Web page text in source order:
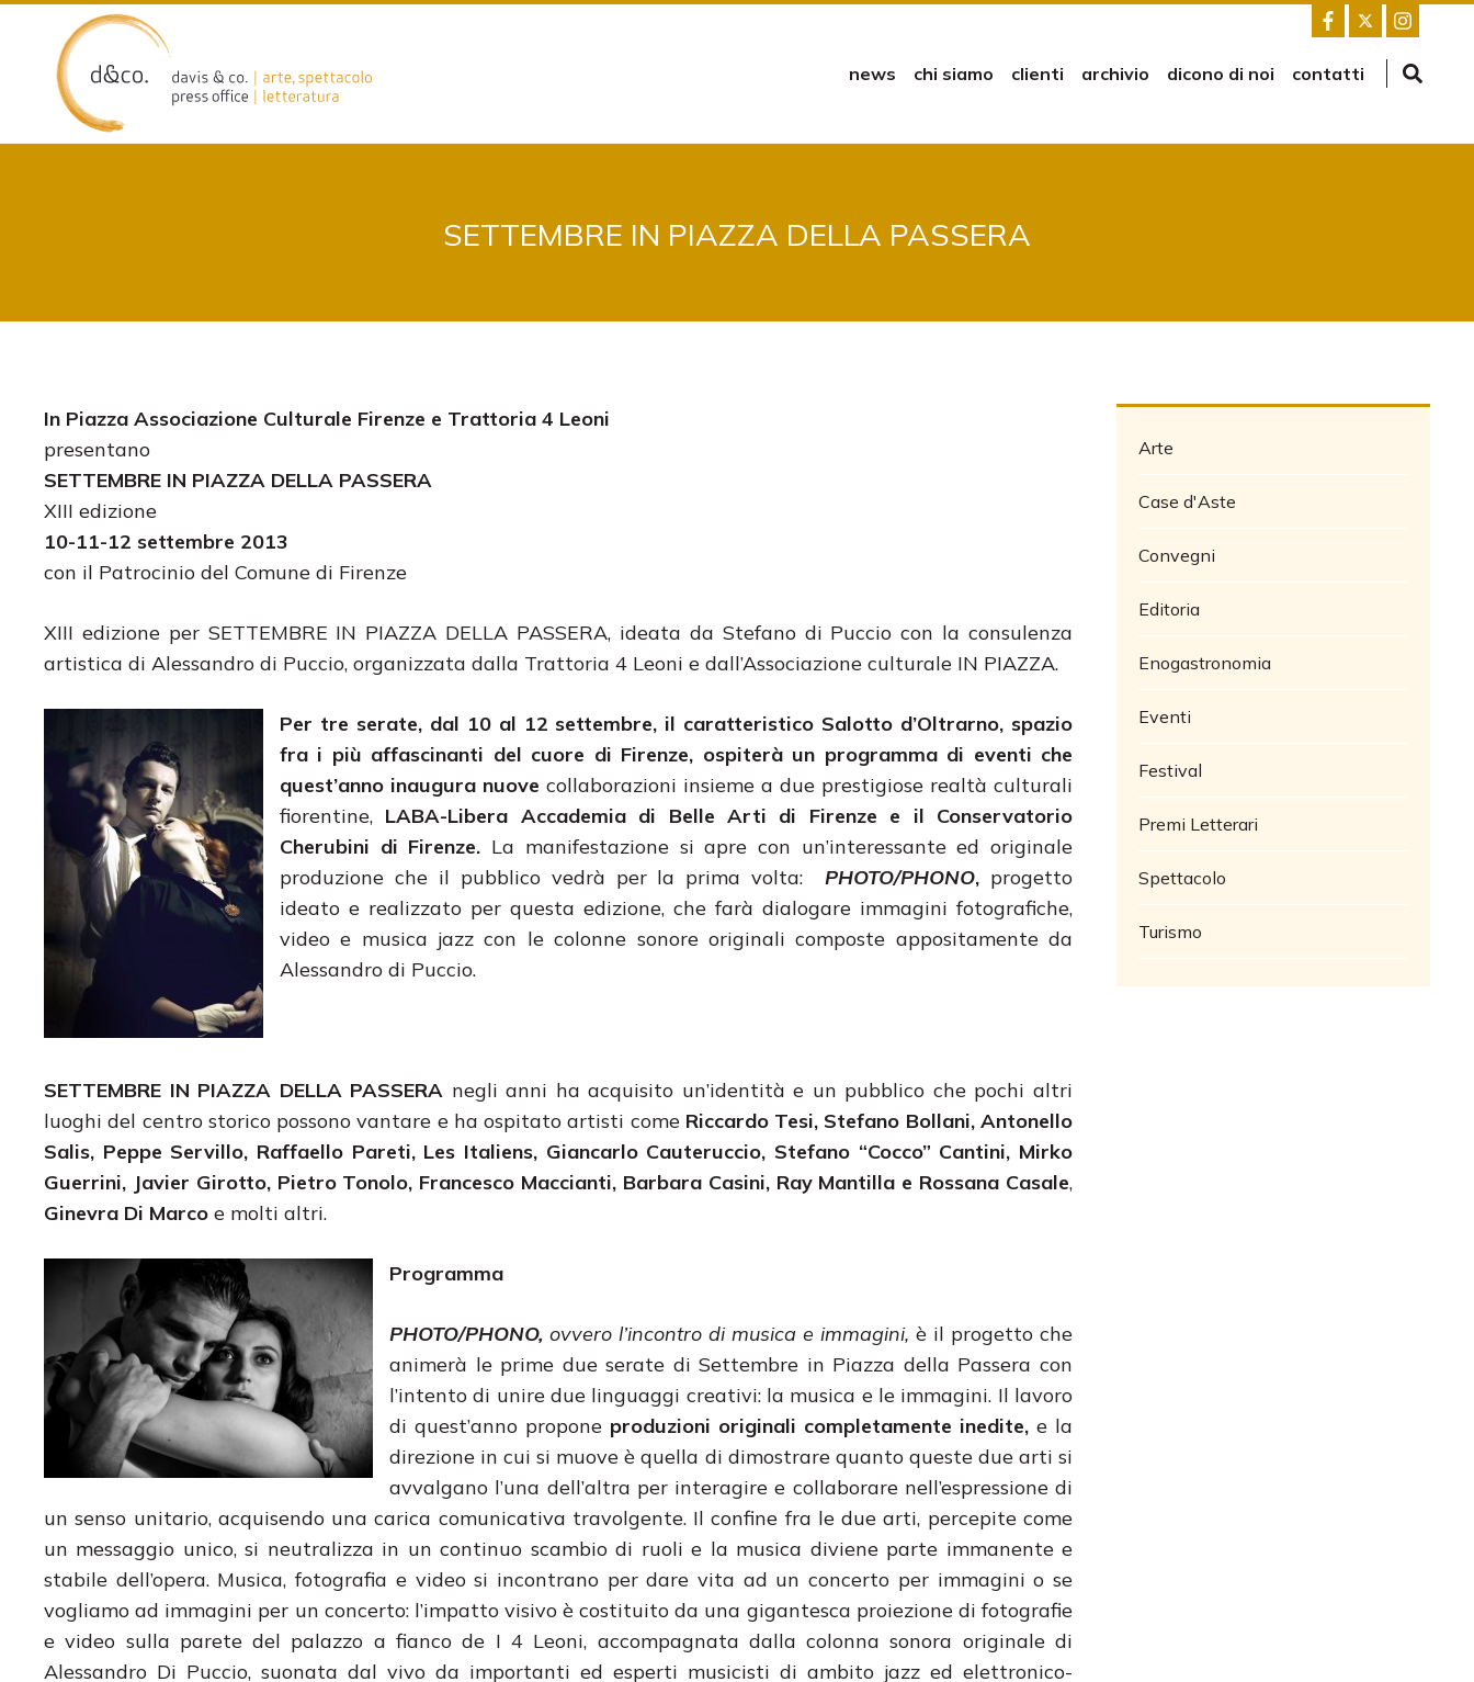
content
news chi siamo clienti archivio dicono di noi contatti
SETTEMBRE IN PIAZZA DELLA PASSERA
In Piazza Associazione Culturale Firenze e Trattoria 4 Leoni
presentano
SETTEMBRE IN PIAZZA DELLA PASSERA
XIII edizione
10-11-12 settembre 2013
con il Patrocinio del Comune di Firenze
XIII edizione per SETTEMBRE IN PIAZZA DELLA PASSERA, ideata da Stefano di Puccio con la consulenza
artistica di Alessandro di Puccio, organizzata dalla Trattoria 4 Leoni e dall’Associazione culturale IN PIAZZA.
Per tre serate, dal 10 al 12 settembre, il caratteristico Salotto d’Oltrarno, spazio
fra i più affascinanti del cuore di Firenze, ospiterà un programma di eventi che
quest’anno inaugura nuove collaborazioni insieme a due prestigiose realtà culturali
fiorentine, LABA-Libera Accademia di Belle Arti di Firenze e il Conservatorio
Cherubini di Firenze. La manifestazione si apre con un’interessante ed originale
produzione che il pubblico vedrà per la prima volta:PHOTO/PHONO, progetto
ideato e realizzato per questa edizione, che farà dialogare immagini fotografiche,
video e musica jazz con le colonne sonore originali composte appositamente da
Alessandro di Puccio.
SETTEMBRE IN PIAZZA DELLA PASSERA negli anni ha acquisito un’identità e un pubblico che pochi altri
luoghi del centro storico possono vantare e ha ospitato artisti come Riccardo Tesi, Stefano Bollani, Antonello
Salis, Peppe Servillo, Raffaello Pareti, Les Italiens, Giancarlo Cauteruccio, Stefano “Cocco” Cantini, Mirko
Guerrini, Javier Girotto, Pietro Tonolo, Francesco Maccianti, Barbara Casini, Ray Mantilla e Rossana Casale,
Ginevra Di Marco e molti altri.
Programma
PHOTO/PHONO, ovvero l’incontro di musica e immagini, è il progetto che
animerà le prime due serate di Settembre in Piazza della Passera con
l’intento di unire due linguaggi creativi: la musica e le immagini. Il lavoro
di quest’anno propone produzioni originali completamente inedite, e la
direzione in cui si muove è quella di dimostrare quanto queste due arti si
avvalgano l’una dell’altra per interagire e collaborare nell’espressione di
un senso unitario, acquisendo una carica comunicativa travolgente. Il confine fra le due arti, percepite come
un messaggio unico, si neutralizza in un continuo scambio di ruoli e la musica diviene parte immanente e
stabile dell’opera. Musica, fotografia e video si incontrano per dare vita ad un concerto per immagini o se
vogliamo ad immagini per un concerto: l’impatto visivo è costituito da una gigantesca proiezione di fotografie
e video sulla parete del palazzo a fianco de I 4 Leoni, accompagnata dalla colonna sonora originale di
Alessandro Di Puccio, suonata dal vivo da importanti ed esperti musicisti di ambito jazz ed elettronico-
Arte
Case d'Aste
Convegni
Editoria
Enogastronomia
Eventi
Festival
Premi Letterari
Spettacolo
Turismo